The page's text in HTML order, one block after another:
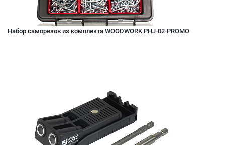
Набор саморезов из комплекта WOODWORK PHJ-02-PROMO